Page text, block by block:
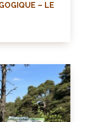
– LE